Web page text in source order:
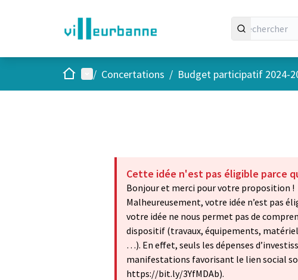
AccueilMenu principal
/ Concertations / Budget participatif 2024-
Cette idée n'est pas éligible parce
Bonjour et merci pour votre proposition !
Malheureusement, votre idée n’est pas
votre idée ne nous permet pas de
dispositif (travaux, équipements,
…). En effet, seuls les dépenses
manifestations favorisant le lien social
https://bit.ly/3YfMDAb).